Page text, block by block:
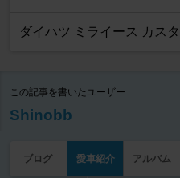
ダイハツ ミライース カス
この記事を書いたユーザー
Shinobb
ブログ 愛車紹介 アルバム